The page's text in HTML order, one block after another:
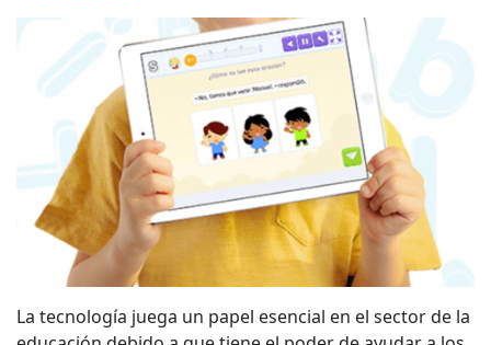
La tecnología juega un papel esencial en el sector de la